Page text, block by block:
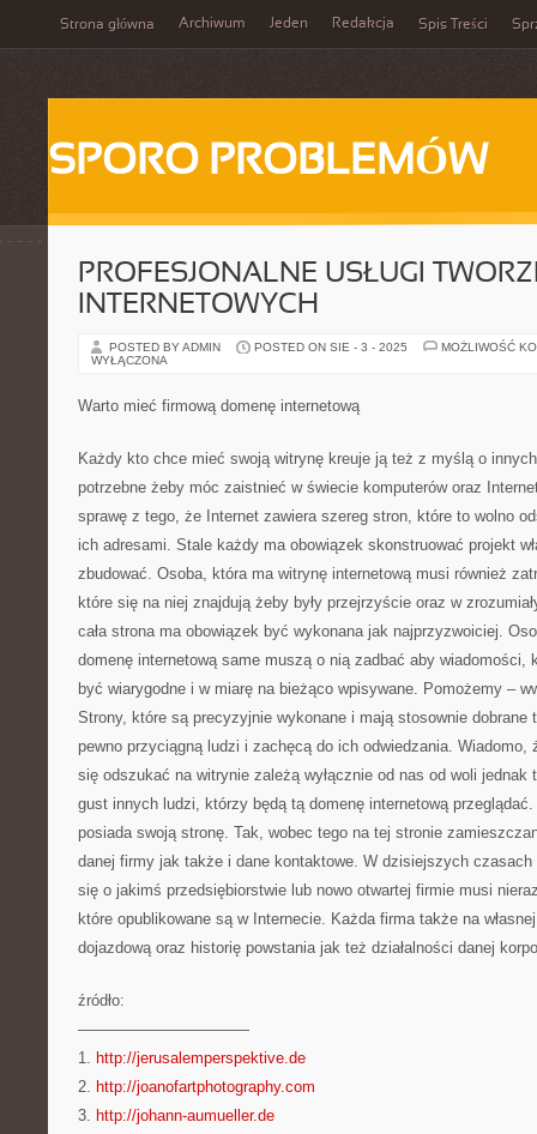
Strona główna Archiwum Jeden Redakcja Spis Treści
SPORO PROBLEMÓW
PROFESJONALNE USŁUGI
INTERNETOWYCH
POSTED BY ADMIN POSTED ON SIE - 3 - 2025
MOŻLIWOŚĆ
WYŁĄCZONA
Warto mieć firmową domenę internetową
Każdy kto chce mieć swoją witrynę kreuje ją też z myślą o
potrzebne żeby móc zaistnieć w świecie komputerów oraz
sprawę z tego, że Internet zawiera szereg stron, które to wolno
ich adresami. Stale każdy ma obowiązek skonstruować projekt
zbudować. Osoba, która ma witrynę internetową musi również
które się na niej znajdują żeby były przejrzyście oraz w
cała strona ma obowiązek być wykonana jak najprzyzwoiciej.
domenę internetową same muszą o nią zadbać aby wiadomości,
być wiarygodne i w miarę na bieżąco wpisywane. Pomożemy –
Strony, które są precyzyjnie wykonane i mają stosownie dobrane
pewno przyciągną ludzi i zachęcą do ich odwiedzania. Wiadomo,
się odszukać na witrynie zależą wyłącznie od nas od woli jednak
gust innych ludzi, którzy będą tą domenę internetową
posiada swoją stronę. Tak, wobec tego na tej stronie
danej firmy jak także i dane kontaktowe. W dzisiejszych czasach
się o jakimś przedsiębiorstwie lub nowo otwartej firmie musi
które opublikowane są w Internecie. Każda firma także na
dojazdową oraz historię powstania jak też działalności danej
źródło:
———————————
1. http://jerusalemperspektive.de
2. http://joanofartphotography.com
3. http://johann-aumueller.de